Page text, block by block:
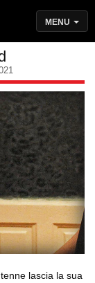
MENU
lascia la sua